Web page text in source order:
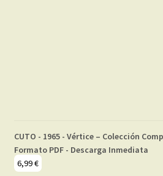
CUTO - 1965 - Vértice – Colección
Formato PDF - Descarga Inmediata
6,99€